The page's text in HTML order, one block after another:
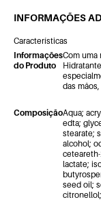
INFORMAÇÕES
Características
Informações
do Produto
Com uma
das
ComposiçãoAqua;
edta;
stearate;
alcohol;
lactate;
seed oil;